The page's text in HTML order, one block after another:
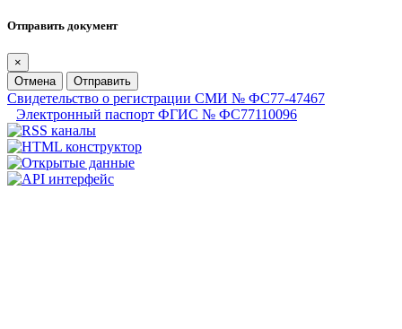
Отправить документ
×
Отмена
Отправить
Свидетельство о регистрации СМИ № ФС77-47467
Электронный паспорт ФГИС № ФС77110096